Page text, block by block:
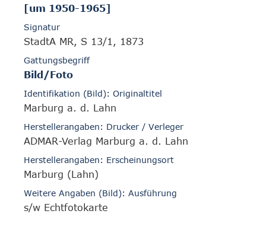
[um 1950-1965]
Signatur
StadtA MR, S 13/1, 1873
Gattungsbegriff
Bild/Foto
Identifikation (Bild): Originaltitel
Marburg a. d. Lahn
Herstellerangaben: Drucker / Verleger
ADMAR-Verlag Marburg a. d. Lahn
Herstellerangaben: Erscheinungsort
Marburg (Lahn)
Weitere Angaben (Bild): Ausführung
s/w Echtfotokarte